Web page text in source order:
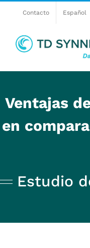
Contacto Español
Ventajas
en
Estudio